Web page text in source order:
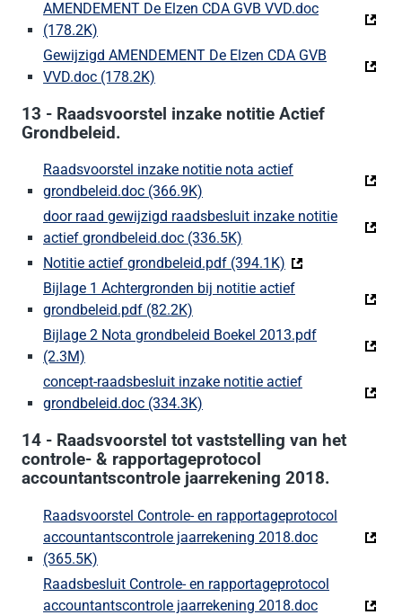
AMENDEMENT De Elzen CDA GVB VVD.doc
(178.2K)
Gewijzigd AMENDEMENT De Elzen CDA GVB
VVD.doc (178.2K) (Deze link gaat naar een externe
13 - Raadsvoorstel inzake notitie Actief
Grondbeleid.
Raadsvoorstel inzake notitie nota actief
grondbeleid.doc (366.9K) (Deze link gaat naar een
door raad gewijzigd raadsbesluit inzake notitie
actief grondbeleid.doc (336.5K) (Deze link gaat naar
Notitie actief grondbeleid.pdf (394.1K) (Deze link gaat
Bijlage 1 Achtergronden bij notitie actief
grondbeleid.pdf (82.2K) (Deze link gaat naar een externe
Bijlage 2 Nota grondbeleid Boekel 2013.pdf
(2.3M)
concept-raadsbesluit inzake notitie actief
grondbeleid.doc (334.3K) (Deze link gaat naar een
14 - Raadsvoorstel tot vaststelling van het
controle- & rapportageprotocol
accountantscontrole jaarrekening 2018.
Raadsvoorstel Controle- en rapportageprotocol
accountantscontrole jaarrekening 2018.doc
(365.5K)
Raadsbesluit Controle- en rapportageprotocol
accountantscontrole jaarrekening 2018.doc